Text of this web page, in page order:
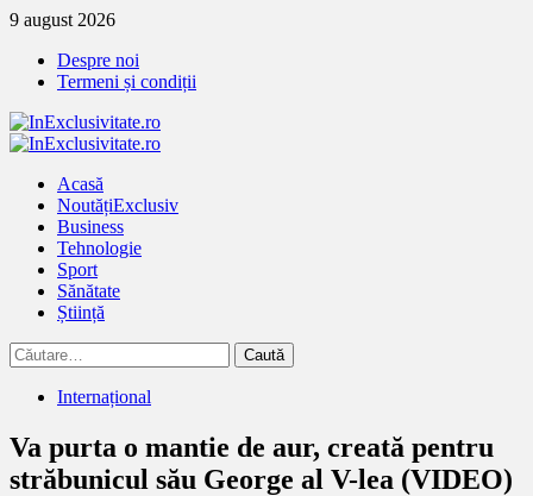
Treci
continut
9 august 2026
Despre noi
Termeni și condiții
Primary
Acasă
NoutățiExclusiv
Business
Tehnologie
Sport
Sănătate
Știință
Caută
după:
Internațional
Va purta o mantie de aur, creată pentru
străbunicul său George al V-lea (VIDEO)